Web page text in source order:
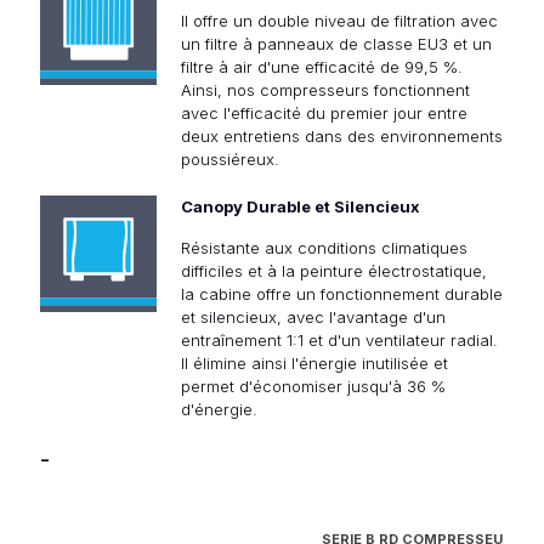
Il offre un double niveau de filtration avec
un filtre à panneaux de classe EU3 et un
filtre à air d'une efficacité de 99,5 %.
Ainsi, nos compresseurs fonctionnent
avec l'efficacité du premier jour entre
deux entretiens dans des environnements
poussiéreux.
Canopy Durable et Silencieux
Résistante aux conditions climatiques
difficiles et à la peinture électrostatique,
la cabine offre un fonctionnement durable
et silencieux, avec l'avantage d'un
entraînement 1:1 et d'un ventilateur radial.
Il élimine ainsi l'énergie inutilisée et
permet d'économiser jusqu'à 36 %
d'énergie.
-
SERIE B RD COMPRESSEUR